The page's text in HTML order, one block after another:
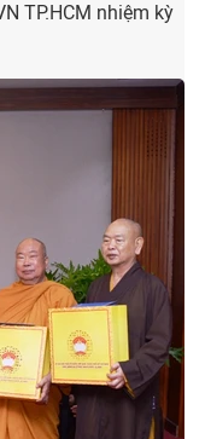
TP.HCM nhiệm kỳ